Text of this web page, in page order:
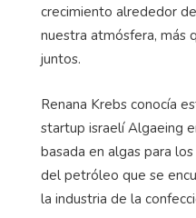
crecimiento alrededor
nuestra atmósfera, más
juntos.
Renana Krebs conocía
startup israelí Algaeing
basada en algas para
del petróleo que se
la industria de la